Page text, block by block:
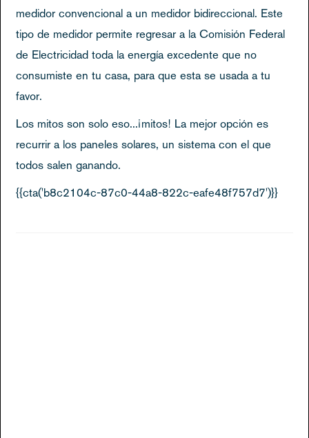
medidor convencional a un medidor bidireccional. Este
tipo de medidor permite regresar a la Comisión Federal
de Electricidad toda la energía excedente que no
consumiste en tu casa, para que esta se usada a tu
favor.
Los mitos son solo eso...¡mitos! La mejor opción es
recurrir a los paneles solares, un sistema con el que
todos salen ganando.
{{cta('b8c2104c-87c0-44a8-822c-eafe48f757d7')}}